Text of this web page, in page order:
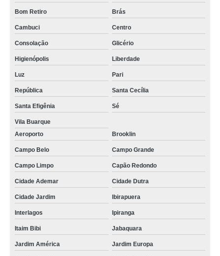
Bom Retiro Brás
Cambuci Centro
Consolação Glicério
Higienópolis Liberdade
Luz Pari
República Santa Cecília
Santa Efigênia Sé
Vila Buarque
Aeroporto
Brooklin
Campo Belo Campo Grande
Campo Limpo Capão Redondo
Cidade Ademar Cidade Dutra
Cidade Jardim Ibirapuera
Interlagos Ipiranga
Itaim Bibi Jabaquara
Jardim América Jardim Europa